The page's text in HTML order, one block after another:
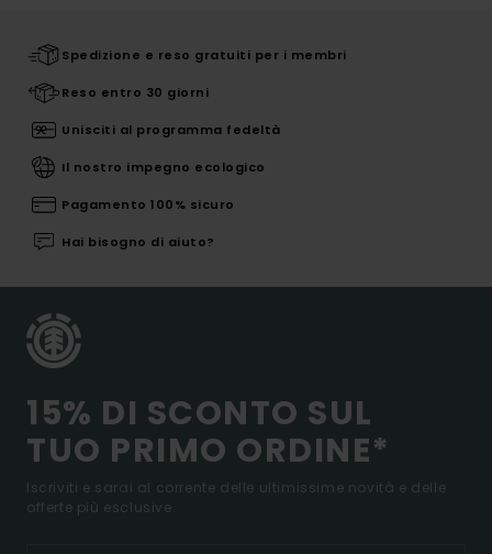
Spedizione e reso gratuiti per i membri
Reso entro 30 giorni
Unisciti al programma fedeltà
Il nostro impegno ecologico
Pagamento 100% sicuro
Hai bisogno di aiuto?
15% DI SCONTO SUL
TUO PRIMO ORDINE*
Iscriviti e sarai al corrente delle ultimissime novità e delle
offerte più esclusive.